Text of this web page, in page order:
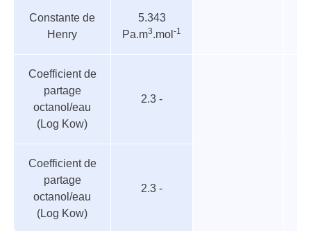
Constante de
Henry
5.343
Pa.m3.mol -1
Coefficient de
partage
octanol/eau
(Log Kow)
2.3 -
Coefficient de
partage
octanol/eau
(Log Kow)
2.3 -